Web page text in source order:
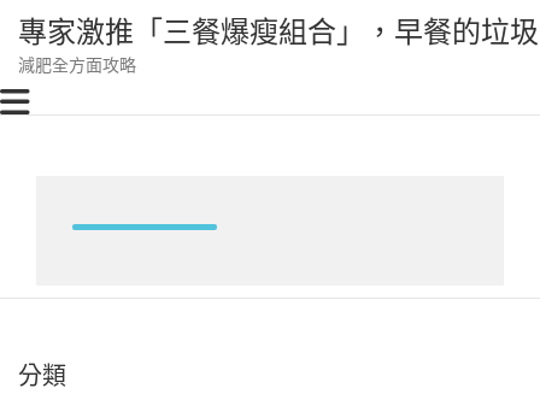
content
專家激推「三餐爆瘦組合」，早餐的垃
減肥全方面攻略
分類